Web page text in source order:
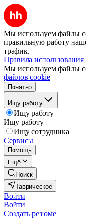
Мы используем файлы
правильную работу
трафик.
Правила
Мы используем файлы
файлов cookie
Понятно
Ищу работу
Ищу работу
Ищу работу
Ищу сотрудника
Сервисы
Помощь
Ещё
Поиск
Таврическое
Войти
Войти
Создать резюме